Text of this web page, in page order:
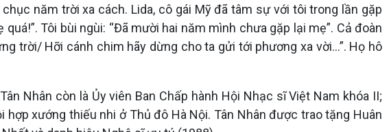
năm trời xa cách. Lida, cô gái Mỹ đã tâm sự với tôi trong lần gặp
Tôi bùi ngùi: “Đã mười hai năm mình chưa gặp lại mẹ”. Cả đoàn
trời/ Hỡi cánh chim hãy dừng cho ta gửi tới phương xa vời…”. Họ hô
Nhân còn là Ủy viên Ban Chấp hành Hội Nhạc sĩ Việt Nam khóa II;
xướng thiếu nhi ở Thủ đô Hà Nội. Tân Nhân được trao tặng Huân